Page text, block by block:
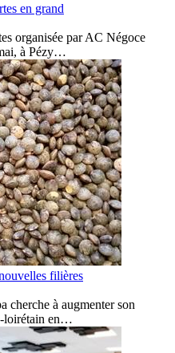
en grand
organisée par AC Négoce
à Pézy…
filières
cherche à augmenter son
loirétain en…